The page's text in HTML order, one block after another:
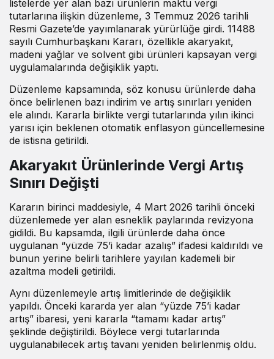
listelerde yer alan bazı ürünlerin maktu vergi
tutarlarına ilişkin düzenleme, 3 Temmuz 2026 tarihli
Resmi Gazete’de yayımlanarak yürürlüğe girdi. 11488
sayılı Cumhurbaşkanı Kararı, özellikle akaryakıt,
madeni yağlar ve solvent gibi ürünleri kapsayan vergi
uygulamalarında değişiklik yaptı.
Düzenleme kapsamında, söz konusu ürünlerde daha
önce belirlenen bazı indirim ve artış sınırları yeniden
ele alındı. Kararla birlikte vergi tutarlarında yılın ikinci
yarısı için beklenen otomatik enflasyon güncellemesine
de istisna getirildi.
Akaryakıt Ürünlerinde Vergi Artış
Sınırı Değişti
Kararın birinci maddesiyle, 4 Mart 2026 tarihli önceki
düzenlemede yer alan esneklik paylarında revizyona
gidildi. Bu kapsamda, ilgili ürünlerde daha önce
uygulanan “yüzde 75’i kadar azalış” ifadesi kaldırıldı ve
bunun yerine belirli tarihlere yayılan kademeli bir
azaltma modeli getirildi.
Aynı düzenlemeyle artış limitlerinde de değişiklik
yapıldı. Önceki kararda yer alan “yüzde 75’i kadar
artış” ibaresi, yeni kararla “tamamı kadar artış”
şeklinde değiştirildi. Böylece vergi tutarlarında
uygulanabilecek artış tavanı yeniden belirlenmiş oldu.